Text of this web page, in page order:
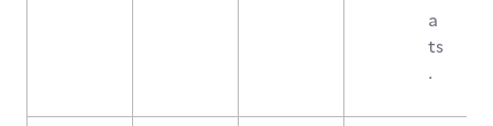
a
ts
.